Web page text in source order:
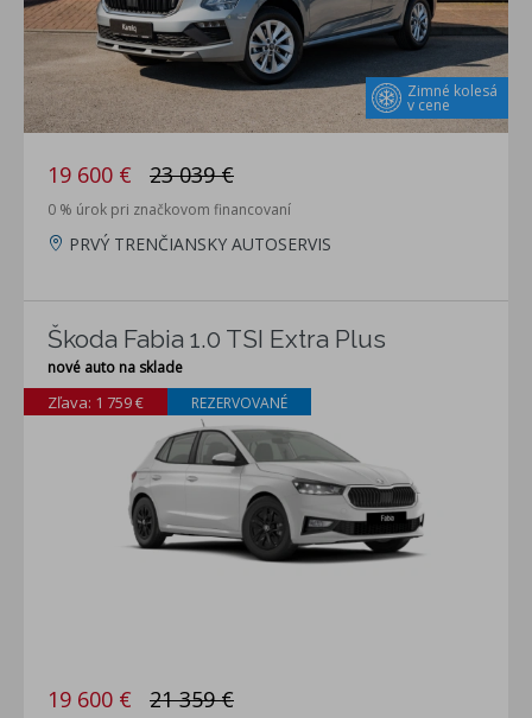
Zimné kolesá
v cene
19 600 € 23 039 €
0 % úrok pri značkovom financovaní
PRVÝ TRENČIANSKY AUTOSERVIS
Škoda Fabia 1.0 TSI Extra Plus
nové auto na sklade
Zľava: 1 759 € REZERVOVANÉ
19 600 € 21 359 €